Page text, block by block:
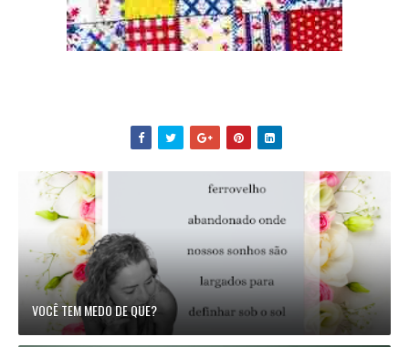
VOCÊ TEM MEDO DE QUE?